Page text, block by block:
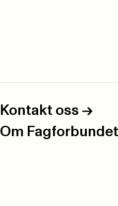
Kontakt oss ->
Om Fagforbundet